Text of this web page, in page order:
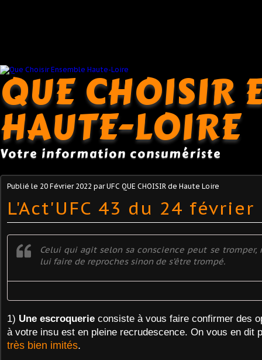
QUE CHOISIR
HAUTE-LOIRE
Votre information consumériste
Publié le 20 Février 2022 par UFC QUE CHOISIR de Haute Loire
L'Act'UFC 43 du 24 février
Celui qui agit selon sa conscience peut se tromper,
lui faire de reproches sinon de s’être trompé.
1) Une escroquerie consiste à vous faire confirmer des
à votre insu est en pleine recrudescence. On vous en
très bien imités.